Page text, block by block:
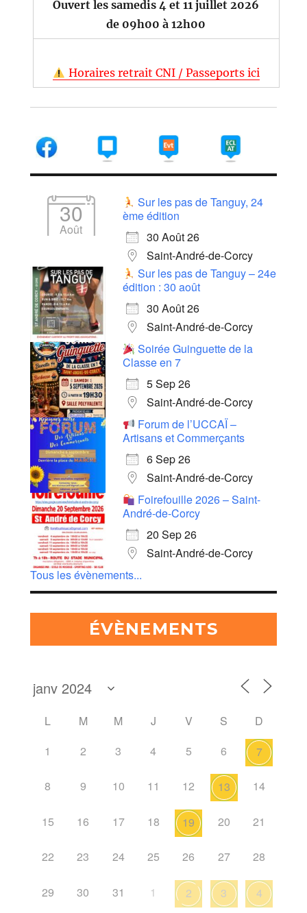
Ouvert les samedis 4 et 11 juillet 2026
de 09h00 à 12h00
Horaires retrait CNI / Passeports ici
30
Août
Sur les pas de Tanguy, 24
ème édition
30 Août 26
Saint-André-de-Corcy
Sur les pas de Tanguy – 24e
édition : 30 août
30 Août 26
Saint-André-de-Corcy
Soirée Guinguette de la
Classe en 7
5 Sep 26
Saint-André-de-Corcy
Forum de l’UCCAÏ –
Artisans et Commerçants
6 Sep 26
Saint-André-de-Corcy
Foirefouille 2026 – Saint-
André-de-Corcy
20 Sep 26
Saint-André-de-Corcy
Tous les évènements...
ÉVÈNEMENTS
L M M J V S
D
1
2 3 4 5 6 7
8 9 10 11 12 13 14
15 16 17 18 19 20 21
22 23 24 25 26 27 28
29 30 31 1 2 3 4